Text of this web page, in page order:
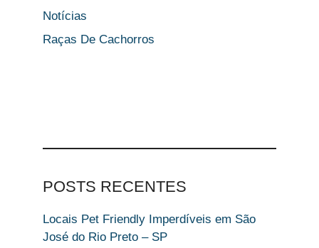
Notícias
Raças De Cachorros
POSTS RECENTES
Locais Pet Friendly Imperdíveis em São
José do Rio Preto – SP